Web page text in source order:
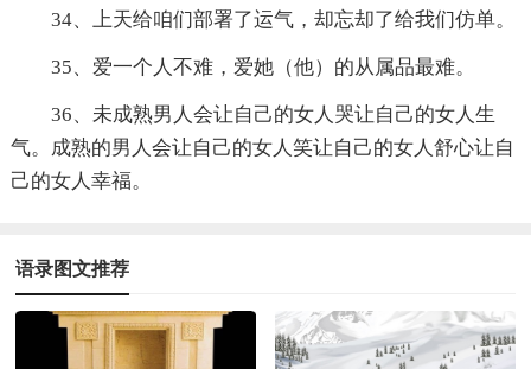
34、上天给咱们部署了运气，却忘却了给我们仿单。
35、爱一个人不难，爱她（他）的从属品最难。
36、未成熟男人会让自己的女人哭让自己的女人生
气。成熟的男人会让自己的女人笑让自己的女人舒心让自
己的女人幸福。
语录图文推荐